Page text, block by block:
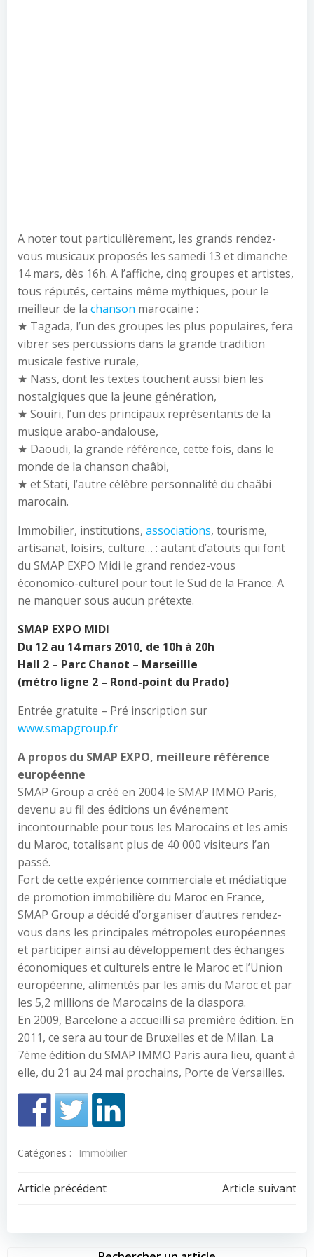
A noter tout particulièrement, les grands rendez-
vous musicaux proposés les samedi 13 et dimanche
14 mars, dès 16h. A l’affiche, cinq groupes et artistes,
tous réputés, certains même mythiques, pour le
meilleur de la chanson marocaine :
★ Tagada, l’un des groupes les plus populaires, fera
vibrer ses percussions dans la grande tradition
musicale festive rurale,
★ Nass, dont les textes touchent aussi bien les
nostalgiques que la jeune génération,
★ Souiri, l’un des principaux représentants de la
musique arabo-andalouse,
★ Daoudi, la grande référence, cette fois, dans le
monde de la chanson chaâbi,
★ et Stati, l’autre célèbre personnalité du chaâbi
marocain.
Immobilier, institutions, associations, tourisme,
artisanat, loisirs, culture… : autant d’atouts qui font
du SMAP EXPO Midi le grand rendez-vous
économico-culturel pour tout le Sud de la France. A
ne manquer sous aucun prétexte.
SMAP EXPO MIDI
Du 12 au 14 mars 2010, de 10h à 20h
Hall 2 – Parc Chanot – Marseillle
(métro ligne 2 – Rond-point du Prado)
Entrée gratuite – Pré inscription sur
www.smapgroup.fr
A propos du SMAP EXPO, meilleure référence
européenne
SMAP Group a créé en 2004 le SMAP IMMO Paris,
devenu au fil des éditions un événement
incontournable pour tous les Marocains et les amis
du Maroc, totalisant plus de 40 000 visiteurs l’an
passé.
Fort de cette expérience commerciale et médiatique
de promotion immobilière du Maroc en France,
SMAP Group a décidé d’organiser d’autres rendez-
vous dans les principales métropoles européennes
et participer ainsi au développement des échanges
économiques et culturels entre le Maroc et l’Union
européenne, alimentés par les amis du Maroc et par
les 5,2 millions de Marocains de la diaspora.
En 2009, Barcelone a accueilli sa première édition. En
2011, ce sera au tour de Bruxelles et de Milan. La
7ème édition du SMAP IMMO Paris aura lieu, quant à
elle, du 21 au 24 mai prochains, Porte de Versailles.
Catégories : Immobilier
Navigation
de
Article précédent
Navigation
de
Article suivant